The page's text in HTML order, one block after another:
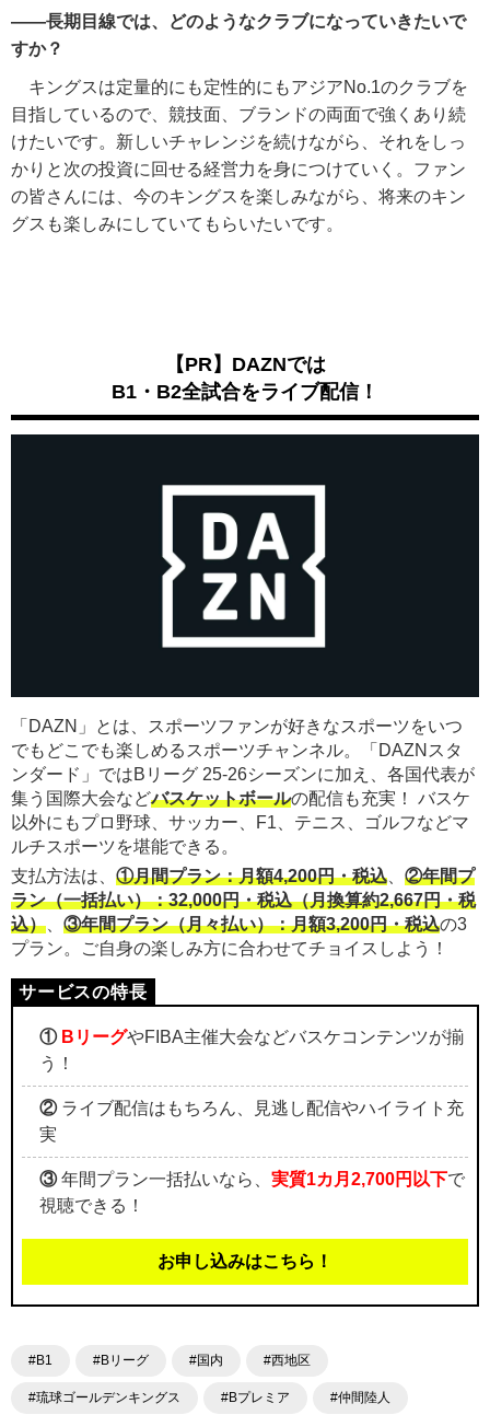
――長期目線では、どのようなクラブになっていきたいで
すか？
キングスは定量的にも定性的にもアジアNo.1のクラブを
目指しているので、競技面、ブランドの両面で強くあり続
けたいです。新しいチャレンジを続けながら、それをしっ
かりと次の投資に回せる経営力を身につけていく。ファン
の皆さんには、今のキングスを楽しみながら、将来のキン
グスも楽しみにしていてもらいたいです。
【PR】DAZNでは
B1・B2全試合をライブ配信！
「DAZN」とは、スポーツファンが好きなスポーツをいつ
でもどこでも楽しめるスポーツチャンネル。「DAZNスタ
ンダード」ではBリーグ 25-26シーズンに加え、各国代表が
集う国際大会などバスケットボールの配信も充実！ バスケ
以外にもプロ野球、サッカー、F1、テニス、ゴルフなどマ
ルチスポーツを堪能できる。
支払方法は、 ①月間プラン：月額4,200円・税込
②年間プ
ラン（一括払い）：32,000円・税込（月換算約2,667円・税
込）
③年間プラン（月々払い）：月額3,200円・税込の3
プラン。ご自身の楽しみ方に合わせてチョイスしよう！
① BリーグやFIBA主催大会などバスケコンテンツが揃
う！
②ライブ配信はもちろん、見逃し配信やハイライト充
実
③年間プラン一括払いなら、 実質1カ月2,700円以下で
視聴できる！
お申し込みはこちら！
#B1 #Bリーグ #国内 #西地区
#琉球ゴールデンキングス #Bプレミア #仲間陸人